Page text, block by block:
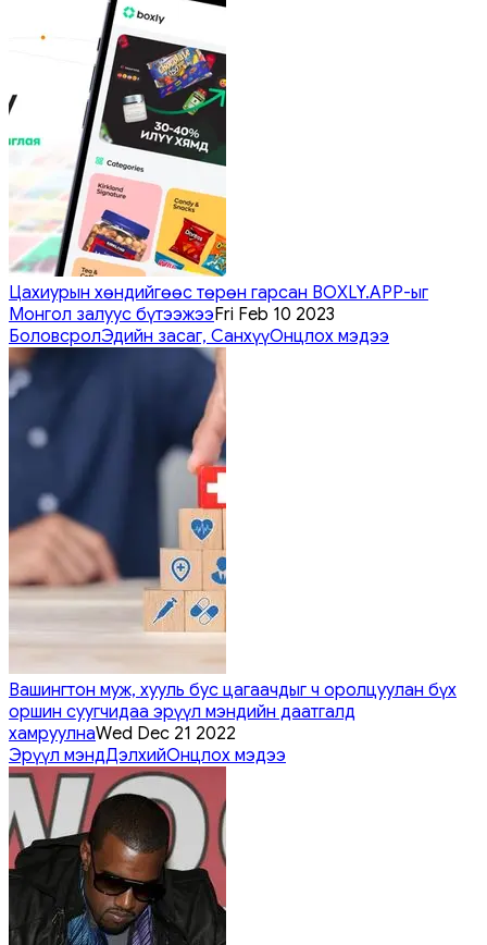
Цахиурын хөндийгөөс төрөн гарсан BOXLY.APP-ыг
Монгол залуус бүтээжээFri Feb 10 2023
БоловсролЭдийн засаг, СанхүүОнцлох мэдээ
Вашингтон муж, хууль бус цагаачдыг ч оролцуулан бүх
оршин суугчидаа эрүүл мэндийн даатгалд
хамруулнаWed Dec 21 2022
Эрүүл мэндДэлхийОнцлох мэдээ